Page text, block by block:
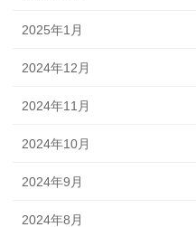
2025年1月
2024年12月
2024年11月
2024年10月
2024年9月
2024年8月